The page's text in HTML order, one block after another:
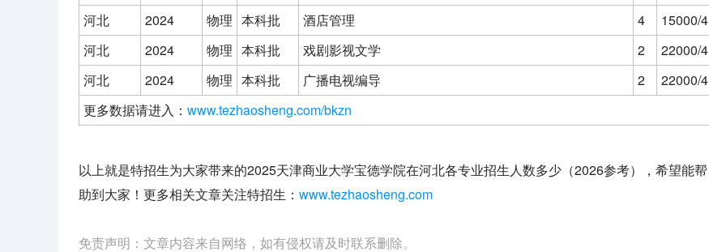
河北
2024 物理 本科批 酒店管理 4
15000/4
河北
2024 物理 本科批 戏剧影视文学 2
22000/4
河北
2024 物理 本科批 广播电视编导 2
22000/4
更多数据请进入： www.tezhaosheng.com/bkzn
以上就是特招生为大家带来的2025天津商业大学宝德学院在河北各专业招生人数多少（2026参考），希望能帮
助到大家！更多相关文章关注特招生： www.tezhaosheng.com
免责声明：文章内容来自网络，如有侵权请及时联系删除。